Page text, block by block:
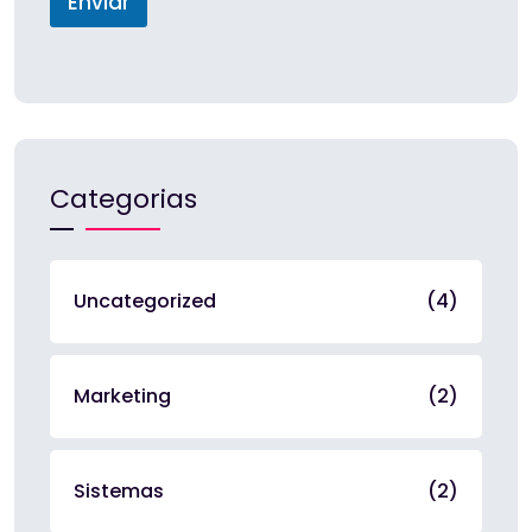
+
Categorias
Uncategorized (4)
Marketing (2)
Sistemas (2)